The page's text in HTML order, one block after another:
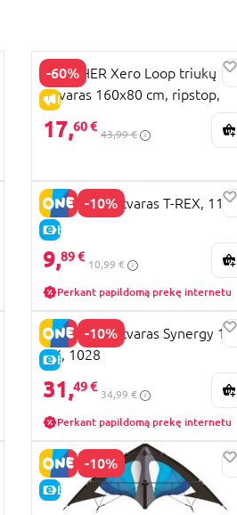
-60%
IŠPARDAVIMAS
GUNTHER Xero Loop triukų
aitvaras 160x80 cm, ripstop,
1081
17,60 €
43,99 €
-10%
E-KAINA
GUNTHER aitvaras T-REX, 1112
9,89 €
10,99 €
Perkant papildomą prekę internetu
-10%
E-KAINA
GUNTHER aitvaras Synergy 125
GX, 1028
31,49 €
34,99 €
Perkant papildomą prekę internetu
-10%
E-KAINA